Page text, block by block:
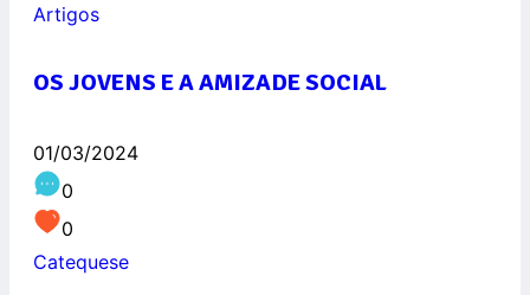
Artigos
OS JOVENS E A AMIZADE SOCIAL
01/03/2024
0
0
Catequese